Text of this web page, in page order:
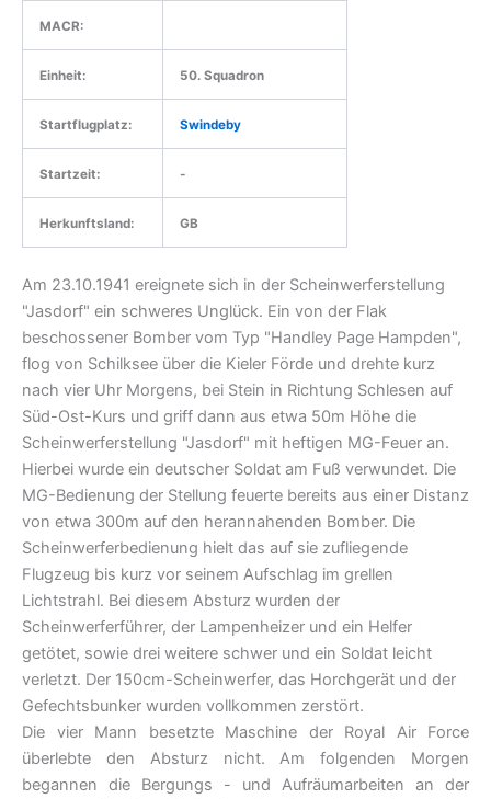
MACR:
Einheit: 50. Squadron
Startflugplatz: Swindeby
Startzeit: -
Herkunftsland: GB
Am 23.10.1941 ereignete sich in der Scheinwerferstellung
"Jasdorf" ein schweres Unglück. Ein von der Flak
beschossener Bomber vom Typ "Handley Page Hampden",
flog von Schilksee über die Kieler Förde und drehte kurz
nach vier Uhr Morgens, bei Stein in Richtung Schlesen auf
Süd-Ost-Kurs und griff dann aus etwa 50m Höhe die
Scheinwerferstellung "Jasdorf" mit heftigen MG-Feuer an.
Hierbei wurde ein deutscher Soldat am Fuß verwundet. Die
MG-Bedienung der Stellung feuerte bereits aus einer Distanz
von etwa 300m auf den herannahenden Bomber. Die
Scheinwerferbedienung hielt das auf sie zufliegende
Flugzeug bis kurz vor seinem Aufschlag im grellen
Lichtstrahl. Bei diesem Absturz wurden der
Scheinwerferführer, der Lampenheizer und ein Helfer
getötet, sowie drei weitere schwer und ein Soldat leicht
verletzt. Der 150cm-Scheinwerfer, das Horchgerät und der
Gefechtsbunker wurden vollkommen zerstört.
Die vier Mann besetzte Maschine der Royal Air Force
überlebte den Absturz nicht. Am folgenden Morgen
begannen die Bergungs - und Aufräumarbeiten an der